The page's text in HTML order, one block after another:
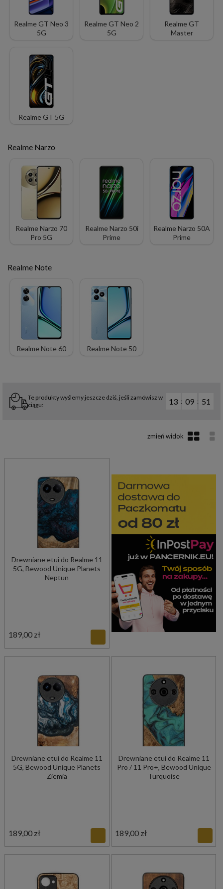
Realme GT Neo 3
5G
Realme GT Neo 2
5G
Realme GT
Master
Realme GT 5G
Realme Narzo
Realme Narzo 70
Pro 5G
Realme Narzo 50i
Prime
Realme Narzo 50A
Prime
Realme Note
Realme Note 60 Realme Note 50
Te produkty wyślemy jeszcze dziś, jeśli zamówisz w
ciągu:
13 : 09 : 50
Drewniane etui do Realme 11
5G, Bewood Unique Planets
Neptun
189,00 zł
Drewniane etui do Realme 11
5G, Bewood Unique Planets
Ziemia
189,00 zł
Drewniane etui do Realme 11
Pro / 11 Pro+, Bewood Unique
Turquoise
189,00 zł